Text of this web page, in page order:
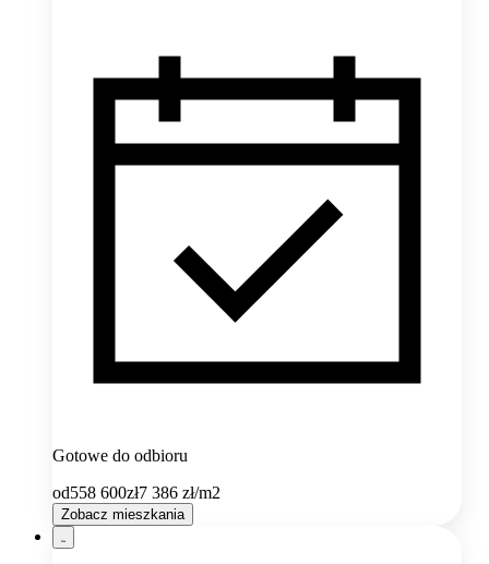
Gotowe do odbioru
od558 600zł7 386 zł/m2
Zobacz mieszkania